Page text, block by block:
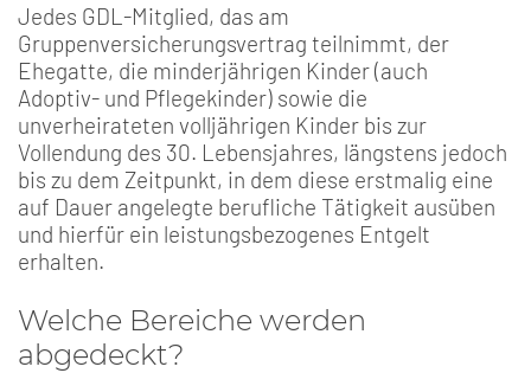
Jedes GDL-Mitglied, das am
Gruppenversicherungsvertrag teilnimmt, der
Ehegatte, die minderjährigen Kinder (auch
Adoptiv- und Pflegekinder) sowie die
unverheirateten volljährigen Kinder bis zur
Vollendung des 30. Lebensjahres, längstens jedoch
bis zu dem Zeitpunkt, in dem diese erstmalig eine
auf Dauer angelegte berufliche Tätigkeit ausüben
und hierfür ein leistungsbezogenes Entgelt
erhalten.
Welche Bereiche werden
abgedeckt?